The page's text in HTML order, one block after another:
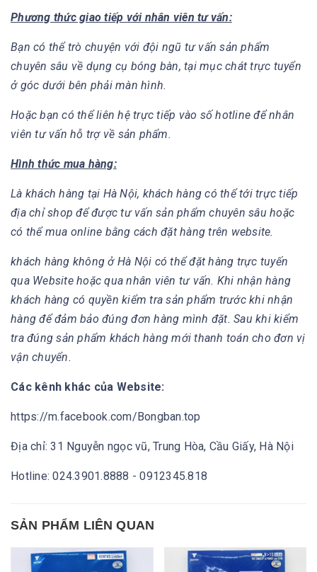
Phương thức giao tiếp với nhân viên tư vấn:
Bạn có thể trò chuyện với đội ngũ tư vấn sản phẩm
chuyên sâu về dụng cụ bóng bàn, tại mục chát trực tuyển
ở góc dưới bên phải màn hình.
Hoặc bạn có thể liên hệ trực tiếp vào số hotline để nhân
viên tư vấn hỗ trợ về sản phẩm.
Hình thức mua hàng:
Là khách hàng tại Hà Nội, khách hàng có thể tới trực tiếp
địa chỉ shop để được tư vấn sản phẩm chuyên sâu hoặc
có thể mua online bằng cách đặt hàng trên website.
khách hàng không ở Hà Nội có thể đặt hàng trực tuyến
qua Website hoặc qua nhân viên tư vấn. Khi nhận hàng
khách hàng có quyền kiểm tra sản phẩm trước khi nhận
hàng để đảm bảo đúng đơn hàng mình đặt. Sau khi kiểm
tra đúng sản phẩm khách hàng mới thanh toán cho đơn vị
vận chuyển.
Các kênh khác của Website:
https://m.facebook.com/Bongban.top
Địa chỉ: 31 Nguyễn ngọc vũ, Trung Hòa, Cầu Giấy, Hà Nội
Hotline: 024.3901.8888 - 0912345.818
SẢN PHẨM LIÊN QUAN